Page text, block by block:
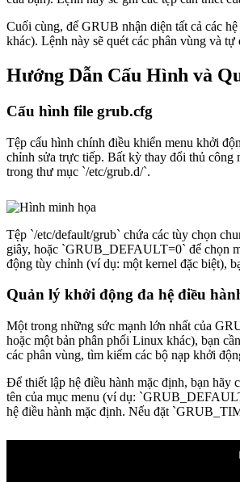
Cuối cùng, để GRUB nhận diện tất cả các
khác). Lệnh này sẽ quét các phân vùng và
Hướng Dẫn Cấu Hình và
Cấu hình file grub.cfg
Tệp cấu hình chính điều khiển menu khởi
chỉnh sửa trực tiếp. Bất kỳ thay đổi thủ công
trong thư mục `/etc/grub.d/`.
Tệp `/etc/default/grub` chứa các tùy chọn
giây, hoặc `GRUB_DEFAULT=0` để chọn
động tùy chỉnh (ví dụ: một kernel đặc biệt),
Quản lý khởi động đa hệ điều
Một trong những sức mạnh lớn nhất của
hoặc một bản phân phối Linux khác), bạn
các phân vùng, tìm kiếm các bộ nạp khởi
Để thiết lập hệ điều hành mặc định, bạn
tên của mục menu (ví dụ:
hệ điều hành mặc định. Nếu đặt